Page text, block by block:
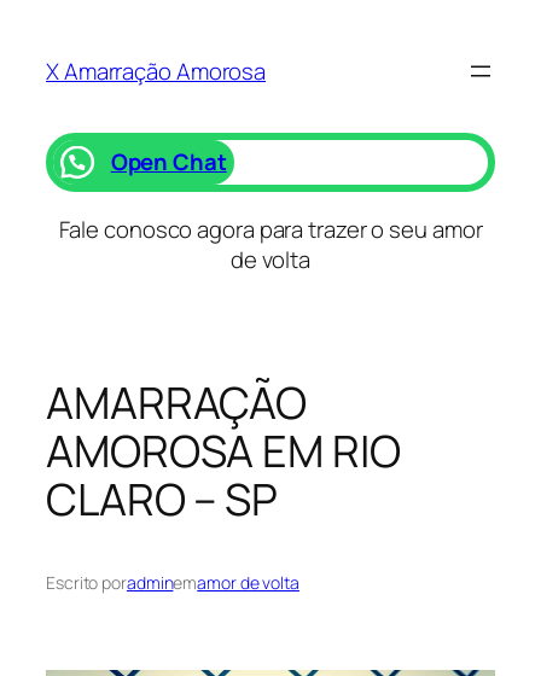
X Amarração Amorosa
Open Chat
Fale conosco agora para trazer o seu amor
de volta
AMARRAÇÃO
AMOROSA EM RIO
CLARO – SP
Escrito poradminemamor de volta